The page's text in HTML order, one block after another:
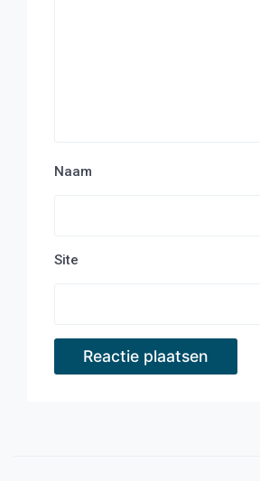
Naam
Site